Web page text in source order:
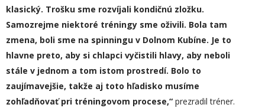
klasický. Trošku sme rozvíjali kondičnú zložku.
Samozrejme niektoré tréningy sme oživili. Bola tam
zmena, boli sme na spinningu v Dolnom Kubíne. Je to
hlavne preto, aby si chlapci vyčistili hlavy, aby neboli
stále v jednom a tom istom prostredí. Bolo to
zaujímavejšie, takže aj toto hľadisko musíme
zohľadňovaťpri tréningovom procese,“ prezradil tréner.